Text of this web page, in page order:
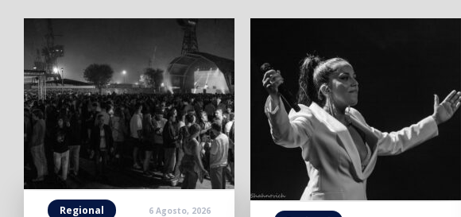
Regional 6 Agosto, 2026